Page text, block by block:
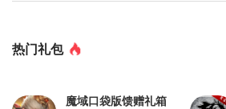
热门礼包
魔域口袋版馈赠礼箱